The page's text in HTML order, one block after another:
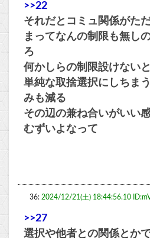
>>22
それだとコミュ関係がた
まってなんの制限も無し
ろ
何かしらの制限設けない
単純な取捨選択にしちま
みも減る
その辺の兼ね合いがいい
むずいよなって
36: 2024/12/21(土) 18:44:56.10
>>27
選択や他者との関係とか